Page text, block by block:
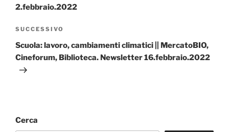
2.febbraio.2022
Articolo
successivo
SUCCESSIVO
Scuola: lavoro, cambiamenti climatici || MercatoBIO,
Cineforum, Biblioteca. Newsletter 16.febbraio.2022
Cerca